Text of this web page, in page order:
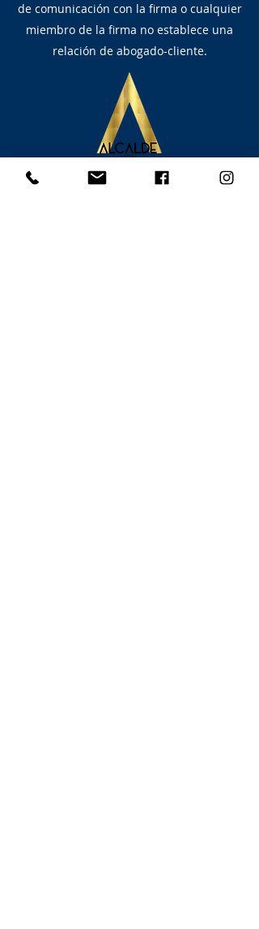
de comunicación con la firma o cualquier
miembro de la firma no establece una
relación de abogado-cliente.
Contacte a Alcalde Legal